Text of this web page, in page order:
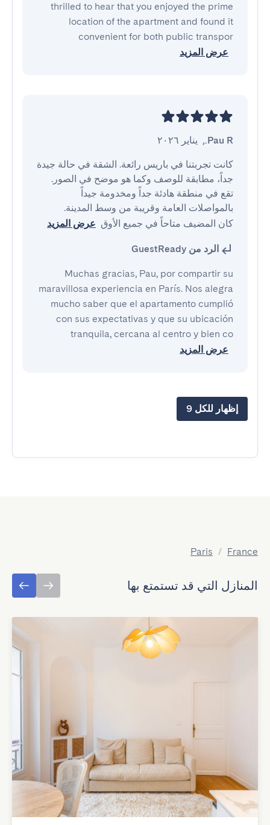
thrilled to hear that you enjoyed the prime
location of the apartment and found it
convenient for both public transpor
عرض المزيد
Pau R.
, يناير ٢٠٢٦
كان المضيف متاحاً في جميع الأوق عرض المزيد
الرد من GuestReady
Muchas gracias, Pau, por compartir su
maravillosa experiencia en París. Nos alegra
mucho saber que el apartamento cumplió
con sus expectativas y que su ubicación
tranquila, cercana al centro y bien co
عرض المزيد
إظهار للكل 9
France
/
Paris
المنازل التي قد تستمتع بها